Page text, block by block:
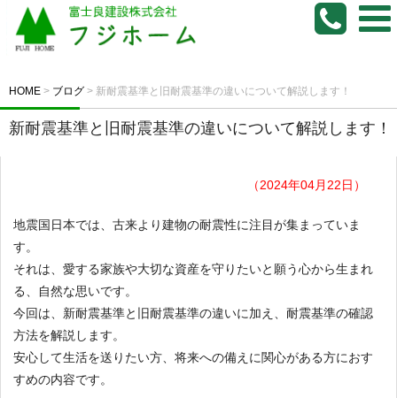
HOME > ブログ > 新耐震基準と旧耐震基準の違いについて解説します！
新耐震基準と旧耐震基準の違いについて解説します！
（2024年04月22日）
地震国日本では、古来より建物の耐震性に注目が集まっていま
す。
それは、愛する家族や大切な資産を守りたいと願う心から生まれ
る、自然な思いです。
今回は、新耐震基準と旧耐震基準の違いに加え、耐震基準の確認
方法を解説します。
安心して生活を送りたい方、将来への備えに関心がある方におす
すめの内容です。